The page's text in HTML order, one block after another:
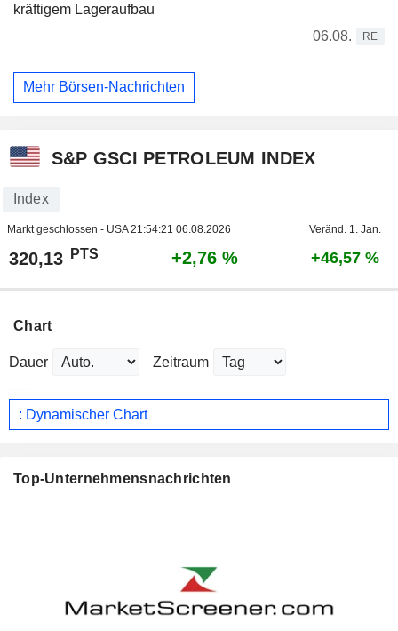
kräftigem Lageraufbau
06.08.
RE
Mehr Börsen-Nachrichten
S&P GSCI PETROLEUM INDEX
Index
Markt geschlossen - USA21:54:21 06.08.2026 Veränd. 1. Jan.
320,13 PTS +2,76 % +46,57 %
Chart
Dauer Zeitraum
: Dynamischer Chart
Top-Unternehmensnachrichten